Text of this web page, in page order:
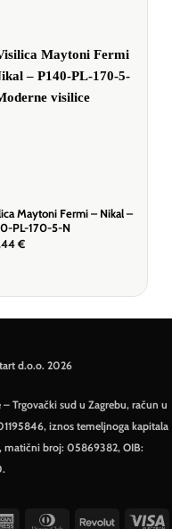
Maytoni Fermi – Nikal –
PL-170-5-N
€
d.o.o. 2026
Trgovački sud u Zagrebu, račun u
iznos temeljnoga kapitala
matični broj: 05869382, OIB:
American
Dinners Revolut